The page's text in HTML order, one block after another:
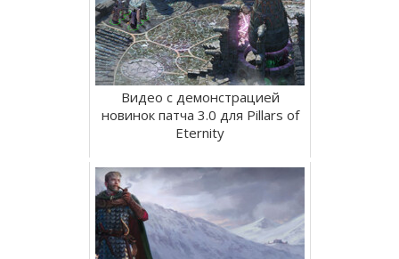
Видео с демонстрацией
новинок патча 3.0 для Pillars of
Eternity